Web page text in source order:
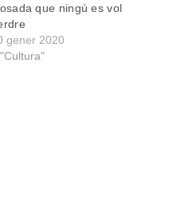
que ningú es vol
gener 2020